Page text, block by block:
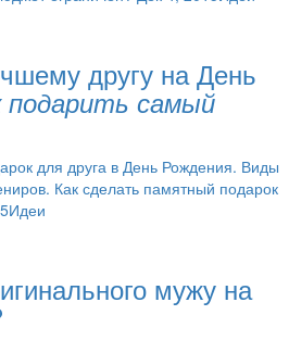
другу на День
подарить самый
для друга в День Рождения. Виды
Как сделать памятный подарок
мужу на